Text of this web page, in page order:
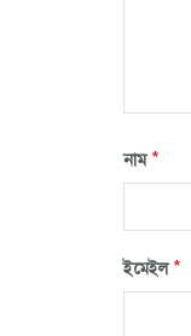
নাম*
ইমেইল*